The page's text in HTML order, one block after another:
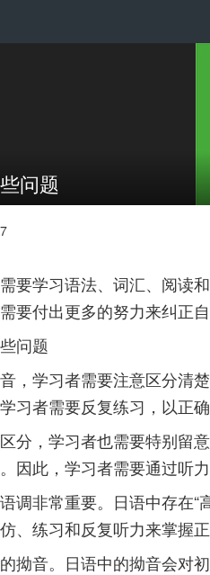
问题
要学习语法、词汇、阅读
要付出更多的努力来纠正
问题
，学习者需要注意区分清
习者需要反复练习，以正
分，学习者也需要特别留
因此，学习者需要通过听
调非常重要。日语中存在
、练习和反复听力来掌握
拗音。日语中的拗音会对